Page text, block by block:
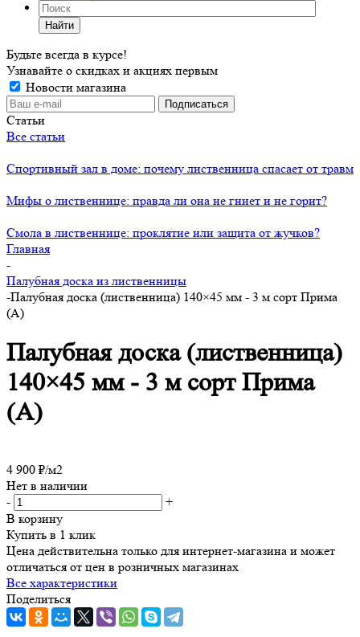
Найти
Будьте всегда в курсе!
Узнавайте о скидках и акциях первым
Новости магазина
Статьи
Все статьи
Спортивный зал в доме: почему лиственница спасает от травм
Мифы о лиственнице: правда ли она не гниет и не горит?
Смола в лиственнице: проклятие или защита от жучков?
Главная
-
Палубная доска из лиственницы
-Палубная доска (лиственница) 140×45 мм - 3 м сорт Прима
(А)
Палубная доска (лиственница)
140×45 мм - 3 м сорт Прима
(А)
4 900 ₽/м2
Нет в наличии
-
+
В корзину
Купить в 1 клик
Цена действительна только для интернет-магазина и может
отличаться от цен в розничных магазинах
Все характеристики
Поделиться